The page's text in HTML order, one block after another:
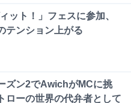
ット！」フェスに参加、
テンション上がる
ズン2でAwichがMCに挑
ローの世界の代弁者として